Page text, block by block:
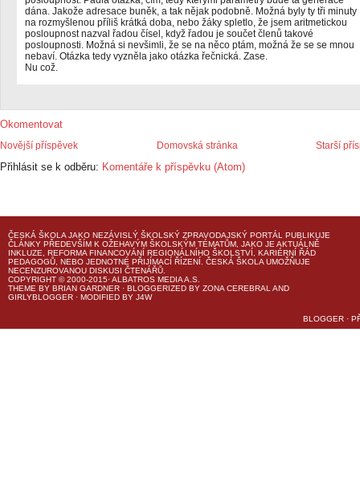
dána. Jakože adresace buněk, a tak nějak podobně. Možná byly ty tři minuty
na rozmyšlenou příliš krátká doba, nebo žáky spletlo, že jsem aritmetickou
posloupnost nazval řadou čísel, když řadou je součet členů takové
posloupnosti. Možná si nevšimli, že se na něco ptám, možná že se se mnou
nebaví. Otázka tedy vyzněla jako otázka řečnická. Zase.
Nu což.
Okomentovat
Novější příspěvek Starší
Domovská stránka
Přihlásit se k odběru: Komentáře k příspěvku (Atom)
ČESKÁ ŠKOLA JAKO NEZÁVISLÝ ŠKOLSKÝ ZPRAVODAJSKÝ PORTÁL PUBLIKUJE
ČLÁNKY PŘEDEVŠÍM K OŽEHAVÝM ŠKOLSKÝM TÉMATŮM, JAKO JE AKTUÁLNĚ
INKLUZE, REFORMA FINANCOVÁNÍ REGIONÁLNÍHO ŠKOLSTVÍ, KARIÉRNÍ ŘÁD
PEDAGOGŮ, NEBO JEDNOTNÉ PŘIJÍMACÍ ŘÍZENÍ. ČESKÁ ŠKOLA UMOŽŇUJE
NECENZUROVANOU DISKUSI ČTENÁŘŮ.
COPYRIGHT © 2000-2015· ALBATROS MEDIA A.S.
THEME BY BRIAN GARDNER · BLOGGERIZED BY ZONA CEREBRAL AND
GIRLYBLOGGER · MODIFIED BY J4W
BLOGGER ·